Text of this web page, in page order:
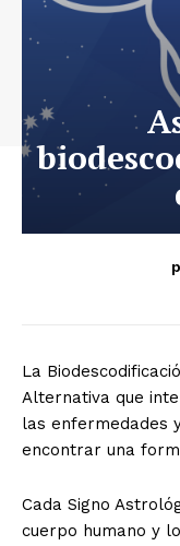
La
Alternativa que
las enfermedades
encontrar una
Cada Signo
cuerpo humano y